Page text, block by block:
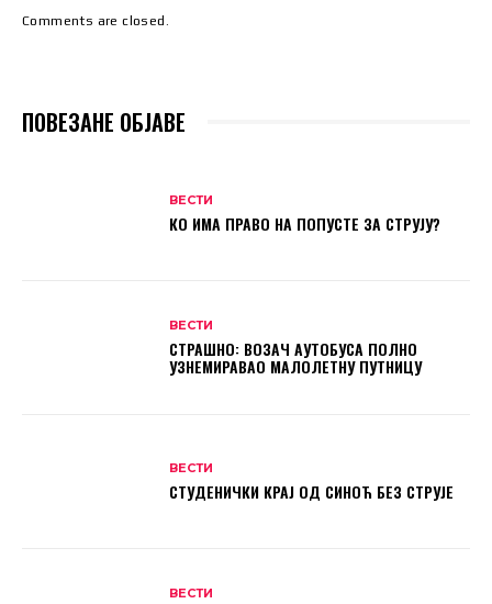
Comments are closed.
ПОВЕЗАНЕ ОБЈАВЕ
ВЕСТИ
КО ИМА ПРАВО НА ПОПУСТЕ ЗА СТРУЈУ?
ВЕСТИ
СТРАШНО: ВОЗАЧ АУТОБУСА ПОЛНО
УЗНЕМИРАВАО МАЛОЛЕТНУ ПУТНИЦУ
ВЕСТИ
СТУДЕНИЧКИ КРАЈ ОД СИНОЋ БЕЗ СТРУЈЕ
ВЕСТИ